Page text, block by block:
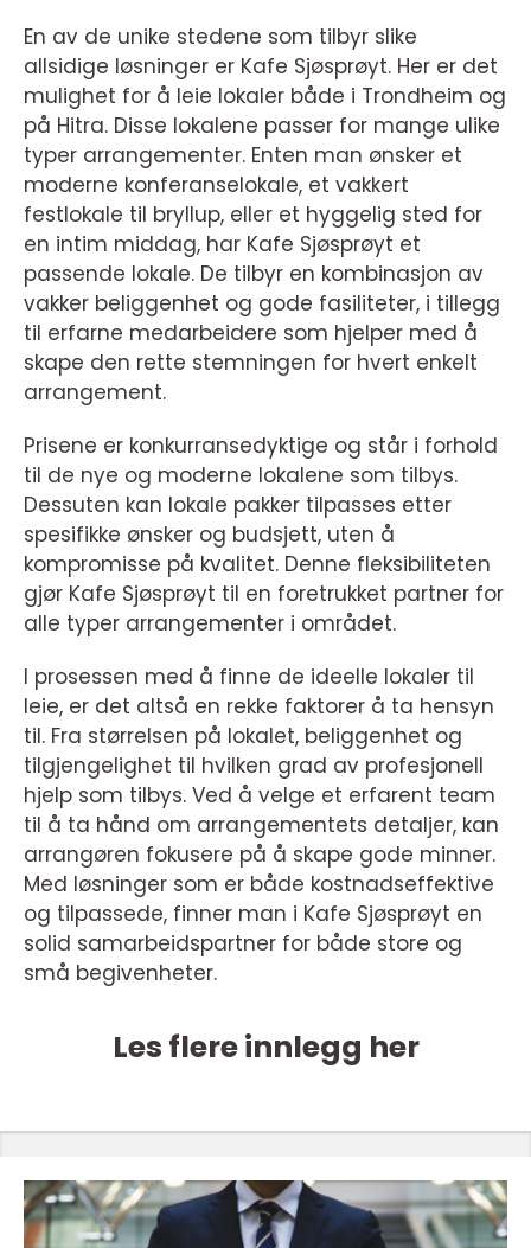
En av de unike stedene som tilbyr slike
allsidige løsninger er Kafe Sjøsprøyt. Her er det
mulighet for å leie lokaler både i Trondheim og
på Hitra. Disse lokalene passer for mange ulike
typer arrangementer. Enten man ønsker et
moderne konferanselokale, et vakkert
festlokale til bryllup, eller et hyggelig sted for
en intim middag, har Kafe Sjøsprøyt et
passende lokale. De tilbyr en kombinasjon av
vakker beliggenhet og gode fasiliteter, i tillegg
til erfarne medarbeidere som hjelper med å
skape den rette stemningen for hvert enkelt
arrangement.
Prisene er konkurransedyktige og står i forhold
til de nye og moderne lokalene som tilbys.
Dessuten kan lokale pakker tilpasses etter
spesifikke ønsker og budsjett, uten å
kompromisse på kvalitet. Denne fleksibiliteten
gjør Kafe Sjøsprøyt til en foretrukket partner for
alle typer arrangementer i området.
I prosessen med å finne de ideelle lokaler til
leie, er det altså en rekke faktorer å ta hensyn
til. Fra størrelsen på lokalet, beliggenhet og
tilgjengelighet til hvilken grad av profesjonell
hjelp som tilbys. Ved å velge et erfarent team
til å ta hånd om arrangementets detaljer, kan
arrangøren fokusere på å skape gode minner.
Med løsninger som er både kostnadseffektive
og tilpassede, finner man i Kafe Sjøsprøyt en
solid samarbeidspartner for både store og
små begivenheter.
Les flere innlegg her